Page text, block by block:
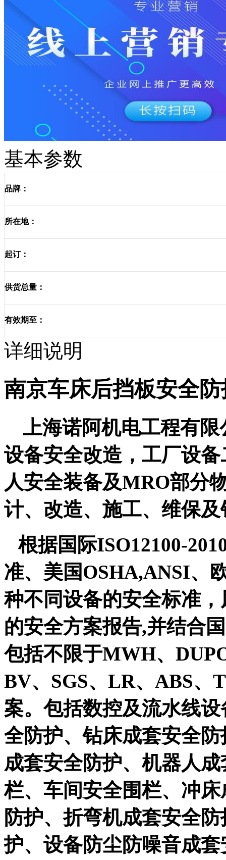
基本参数
品牌：
所在地：
起订：
供货总量：
有效期至：
详细说明
南京车床后挡板安全
上海诺阿机电工程有限
设备安全改造，工厂设
人安全装备及MRO部分
计、改造、施工、维保及
根据国际ISO12100-
准、美国OSHA,ANSI、
种不同设备的安全标准
的安全方案报告,并结合
包括不限于MWH、
BV、SGS、LR、ABS、
案。包括数控及流水线
全防护、钻床成套安全
成套安全防护、机器人
栏、车间安全围栏、冲
防护、折弯机成套安全
护、设备防尘防噪音成